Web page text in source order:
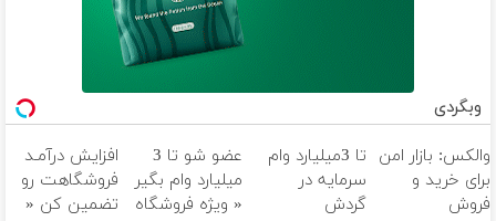
وبگردی
والکس: بازار امن
برای خرید و
فروش
تا 3میلیارد وام
سرمایه در
گردش
عضو شو تا 3
میلیارد وام بگیر
« ویژه فروشگاه
افزایش درآمـد
فروشگاهت رو
تضمین کن «